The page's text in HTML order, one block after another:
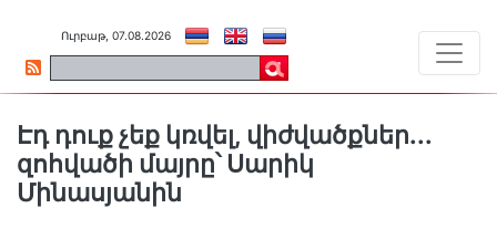
Ուրբաթ, 07.08.2026
Էդ դուք չեք կռվել, վիժվածքներ․․.
զոհվածի մայրը՝ Սարիկ
Մինասյանին